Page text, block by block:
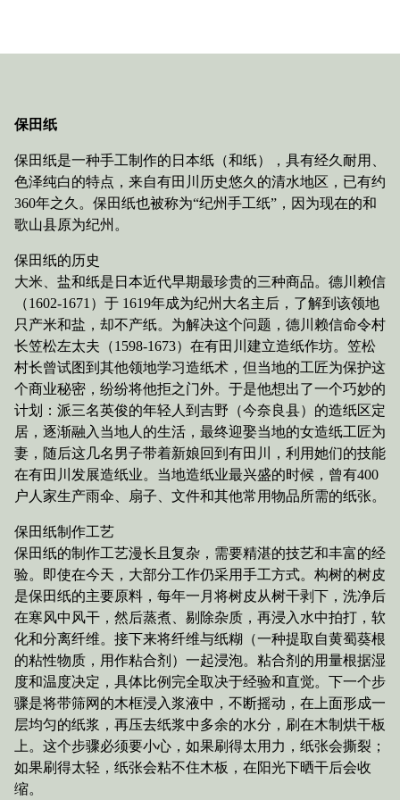
保田纸
保田纸是一种手工制作的日本纸（和纸），具有经久耐用、
色泽纯白的特点，来自有田川历史悠久的清水地区，已有约
360年之久。保田纸也被称为“纪州手工纸”，因为现在的和
歌山县原为纪州。
保田纸的历史
大米、盐和纸是日本近代早期最珍贵的三种商品。德川赖信
（1602-1671）于 1619年成为纪州大名主后，了解到该领地
只产米和盐，却不产纸。为解决这个问题，德川赖信命令村
长笠松左太夫（1598-1673）在有田川建立造纸作坊。笠松
村长曾试图到其他领地学习造纸术，但当地的工匠为保护这
个商业秘密，纷纷将他拒之门外。于是他想出了一个巧妙的
计划：派三名英俊的年轻人到吉野（今奈良县）的造纸区定
居，逐渐融入当地人的生活，最终迎娶当地的女造纸工匠为
妻，随后这几名男子带着新娘回到有田川，利用她们的技能
在有田川发展造纸业。当地造纸业最兴盛的时候，曾有400
户人家生产雨伞、扇子、文件和其他常用物品所需的纸张。
保田纸制作工艺
保田纸的制作工艺漫长且复杂，需要精湛的技艺和丰富的经
验。即使在今天，大部分工作仍采用手工方式。构树的树皮
是保田纸的主要原料，每年一月将树皮从树干剥下，洗净后
在寒风中风干，然后蒸煮、剔除杂质，再浸入水中拍打，软
化和分离纤维。接下来将纤维与纸糊（一种提取自黄蜀葵根
的粘性物质，用作粘合剂）一起浸泡。粘合剂的用量根据湿
度和温度决定，具体比例完全取决于经验和直觉。下一个步
骤是将带筛网的木框浸入浆液中，不断摇动，在上面形成一
层均匀的纸浆，再压去纸浆中多余的水分，刷在木制烘干板
上。这个步骤必须要小心，如果刷得太用力，纸张会撕裂；
如果刷得太轻，纸张会粘不住木板，在阳光下晒干后会收
缩。